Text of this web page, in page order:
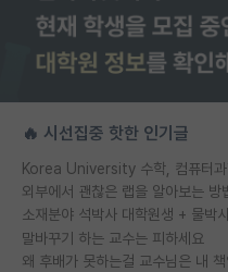
🔥 시선집중 핫한 인기글
외부에서 괜찮은 랩을 알아보는 방
소재분야 석박사 대학원생 + 물박
말바꾸기 하는 교수는 피하세요